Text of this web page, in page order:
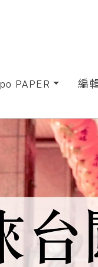
PAPER 編